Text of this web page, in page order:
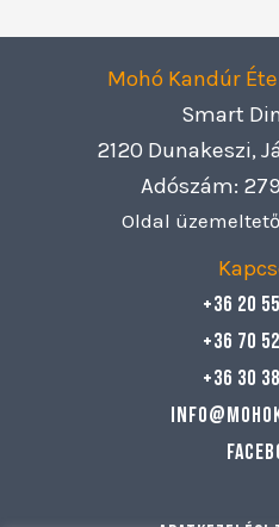
Mohó Kandúr
Smart
2120 Dunakeszi,
Adószám:
Oldal
+36 20
+36 70
+36 30